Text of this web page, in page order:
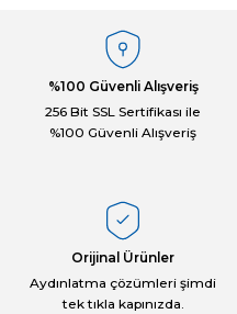
Ürün resmi kalitesiz, bozuk
Ürün açıklamasında eksik
Ürün bilgilerinde hatalar
Ürün fiyatı diğer sitelerden daha
%100 Güvenli Alışveriş
256 Bit SSL Sertifikası ile
%100 Güvenli Alışveriş
Orijinal Ürünler
Aydınlatma çözümleri şimdi
tek tıkla kapınızda.